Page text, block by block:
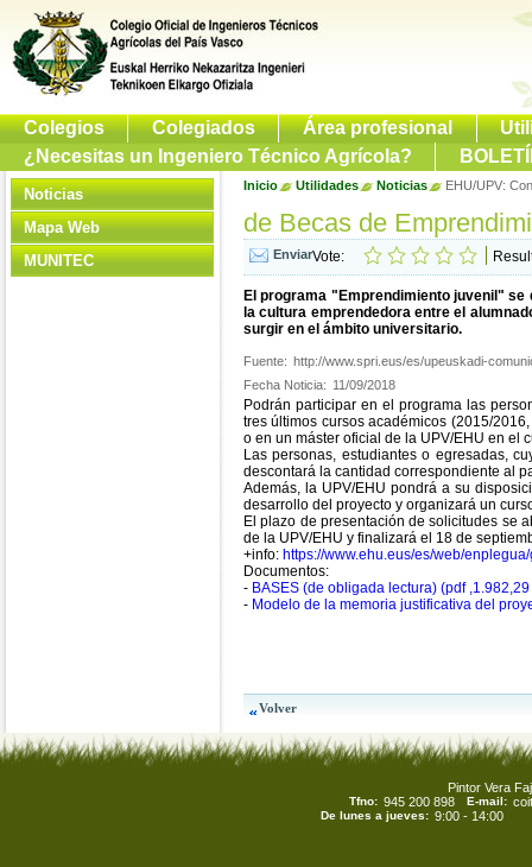
Colegios Colegiados Área profesional
¿Necesitas un Ingeniero Técnico Agrícola?
Noticias
Mapa Web
MUNITEC
Inicio Utilidades Noticias EHU/UPV:
de Becas de
Vote:
El programa "Emprendimiento juvenil"
la cultura emprendedora entre el
surgir en el ámbito universitario.
Fuente: http://www.spri.eus/es/upeuskadi-
Fecha Noticia: 11/09/2018
Podrán participar en el programa las
tres últimos cursos académicos (2015/
o en un máster oficial de la UPV/EHU en el
Las personas, estudiantes o egresadas,
descontará la cantidad correspondiente al
Además, la UPV/EHU pondrá a su
desarrollo del proyecto y organizará un
El plazo de presentación de solicitudes se
de la UPV/EHU y finalizará el 18 de
+info: https://www.ehu.eus/es/web/
Documentos:
- BASES (de obligada lectura) (pdf
- Modelo de la memoria justificativa del
Pintor Vera
Tfno: 945 200 898 E-mail:
De lunes a jueves: 9:00 - 14:00